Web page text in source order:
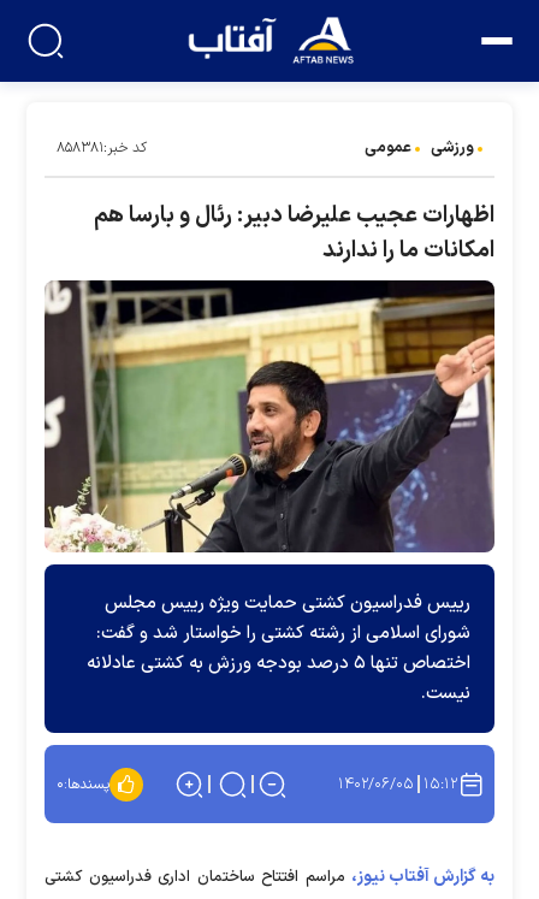
ورزشی عمومی کد خبر:۸۵۸۳۸۱
اظهارات عجیب علیرضا دبیر: رئال و بارسا هم
امکانات ما را ندارند
رییس فدراسیون کشتی حمایت ویژه رییس مجلس
شورای اسلامی از رشته کشتی را خواستار شد و گفت:
اختصاص تنها ۵ درصد بودجه ورزش به کشتی عادلانه
نیست.
۱۵:۱۲ ۱۴۰۲/۰۶/۰۵ پسندها:۰
به گزارش آفتاب نیوز، مراسم افتتاح ساختمان اداری فدراسیون کشتی